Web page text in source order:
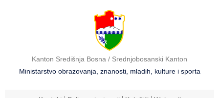
Kanton Središnja Bosna / Srednjobosanski Kanton
Ministarstvo obrazovanja, znanosti, mladih, kulture i sporta